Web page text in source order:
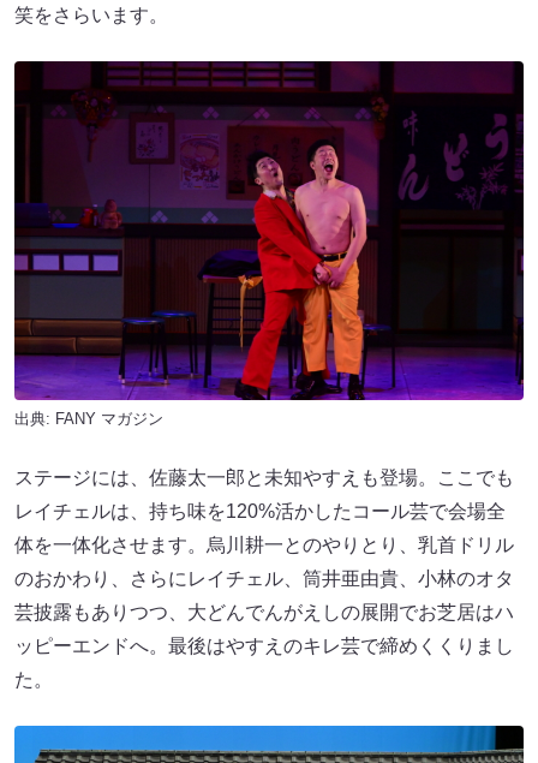
笑をさらいます。
出典: FANY マガジン
ステージには、佐藤太一郎と未知やすえも登場。ここでも
レイチェルは、持ち味を120%活かしたコール芸で会場全
体を一体化させます。烏川耕一とのやりとり、乳首ドリル
のおかわり、さらにレイチェル、筒井亜由貴、小林のオタ
芸披露もありつつ、大どんでんがえしの展開でお芝居はハ
ッピーエンドへ。最後はやすえのキレ芸で締めくくりまし
た。